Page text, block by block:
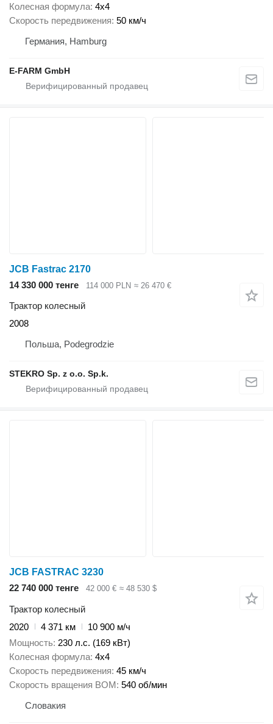
Колесная формула 4x4
Скорость передвижения 50 км/ч
Германия, Hamburg
E-FARM GmbH
JCB Fastrac 2170
14 330 000 тенге
114 000 PLN ≈ 26 470 €
Трактор колесный
2008
Польша, Podegrodzie
STEKRO Sp. z o.o. Sp.k.
JCB FASTRAC 3230
22 740 000 тенге
42 000 € ≈ 48 530 $
Трактор колесный
2020
4 371 км
10 900 м/ч
Мощность 230 л.с. (169 кВт)
Колесная формула 4x4
Скорость передвижения 45 км/ч
Скорость вращения ВОМ 540 об/мин
Словакия